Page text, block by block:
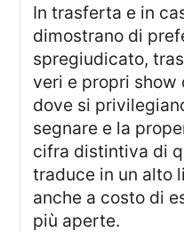
In trasferta e in casa, i bianconeri
dimostrano di
spregiudicato,
veri e propri show
dove si
segnare e la
cifra distintiva di
traduce in un alto
anche a costo di
più aperte.